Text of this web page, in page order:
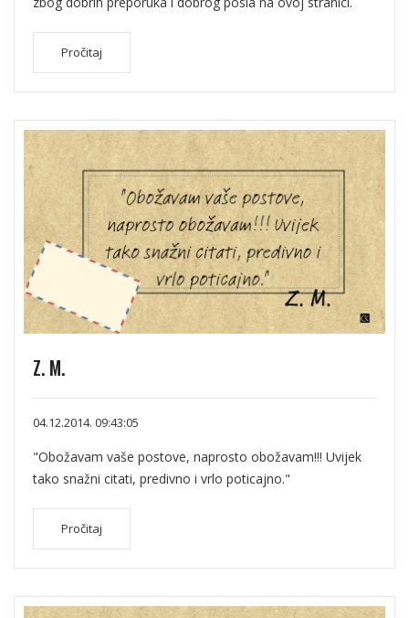
Pročitaj
Z. M.
04.12.2014. 09:43:05
"Obožavam vaše postove, naprosto obožavam!!! Uvijek
tako snažni citati, predivno i vrlo poticajno."
Pročitaj